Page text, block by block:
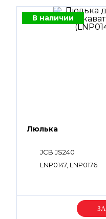
В наличии
Люлька
JCB JS240
LNP0147, LNP0176